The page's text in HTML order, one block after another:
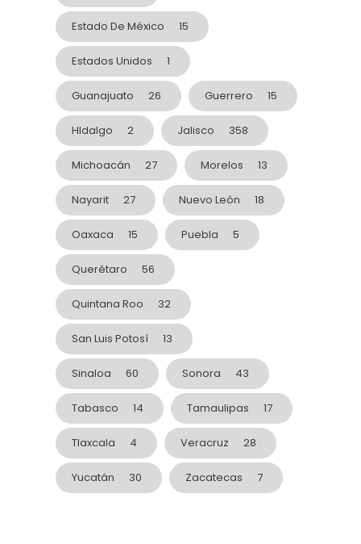
Estado De México 15
Estados Unidos 1
Guanajuato 26 Guerrero 15
HIdalgo 2 Jalisco 358
Michoacán 27 Morelos 13
Nayarit 27 Nuevo León 18
Oaxaca 15 Puebla 5
Querétaro 56
Quintana Roo 32
San Luis Potosí 13
Sinaloa 60 Sonora 43
Tabasco 14 Tamaulipas 17
Tlaxcala 4 Veracruz 28
Yucatán 30 Zacatecas 7